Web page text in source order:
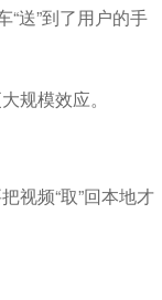
送”到了用户的手
规模效应。
视频“取”回本地才